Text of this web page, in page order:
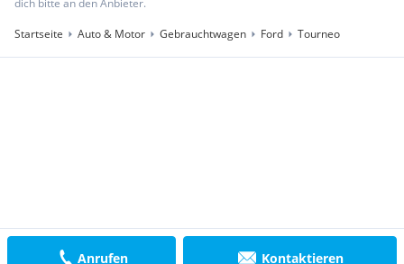
Anrufen Kontaktieren
dich bitte an den Anbieter.
Startseite
Auto & Motor Gebrauchtwagen Ford Tourneo